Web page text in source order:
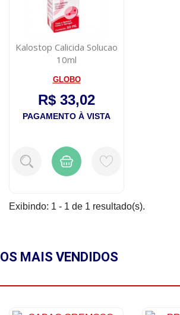
Kalostop Calicida Solucao
10ml
GLOBO
R$ 33,02
PAGAMENTO À VISTA
Exibindo: 1 - 1 de 1 resultado(s).
OS MAIS VENDIDOS